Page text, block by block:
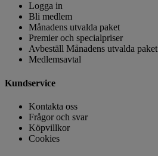
Logga in
Bli medlem
Månadens utvalda paket
Premier och specialpriser
Avbeställ Månadens utvalda paket
Medlemsavtal
Kundservice
Kontakta oss
Frågor och svar
Köpvillkor
Cookies